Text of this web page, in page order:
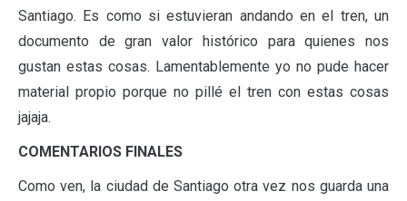
Santiago. Es como si estuvieran andando en el tren, un
documento de gran valor histórico para quienes nos
gustan estas cosas. Lamentablemente yo no pude hacer
material propio porque no pillé el tren con estas cosas
jajaja.
COMENTARIOS FINALES
Como ven, la ciudad de Santiago otra vez nos guarda una